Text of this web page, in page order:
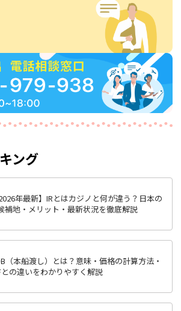
ング
2026年最新】IRとはカジノと何が違う？日本の
補地・メリット・最新状況を徹底解説
（本船渡し）とは？意味・価格の計算方法・
との違いをわかりやすく解説